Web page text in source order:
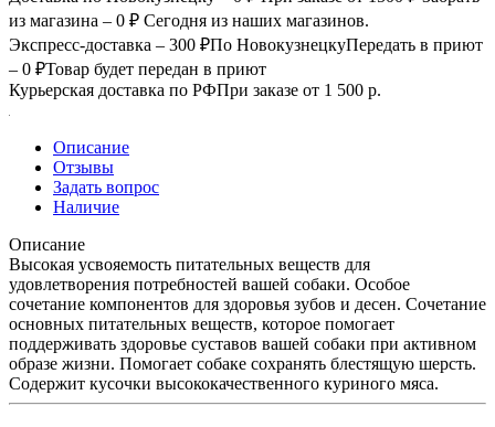
из магазина – 0 ₽ Сегодня из наших магазинов.
Экспресс-доставка – 300 ₽По НовокузнецкуПередать в приют
– 0 ₽Товар будет передан в приют
Курьерская доставка по РФПри заказе от 1 500 р.
Описание
Отзывы
Задать вопрос
Наличие
Описание
Высокая усвояемость питательных веществ для
удовлетворения потребностей вашей собаки. Особое
сочетание компонентов для здоровья зубов и десен. Сочетание
основных питательных веществ, которое помогает
поддерживать здоровье суставов вашей собаки при активном
образе жизни. Помогает собаке сохранять блестящую шерсть.
Содержит кусочки высококачественного куриного мяса.